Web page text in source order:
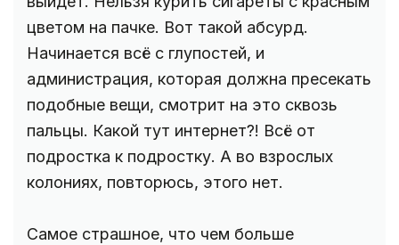
цветом на пачке. Вот такой абсурд.
Начинается всё с глупостей, и
администрация, которая должна пресекать
подобные вещи, смотрит на это сквозь
пальцы. Какой тут интернет?! Всё от
подростка к подростку. А во взрослых
колониях, повторюсь, этого нет.
Самое страшное, что чем больше